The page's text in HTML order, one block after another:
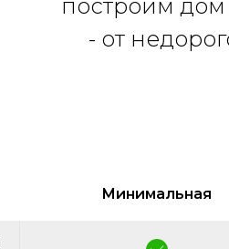
построим
- от
Минимальная